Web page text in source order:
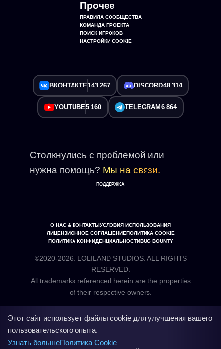
Прочее
ПРАВИЛА СООБЩЕСТВА
КОМАНДА ПРОЕКТА
ПОИСК ИГРОКОВ
НАСТРОЙКИ COOKIE
ВКОНТАКТЕ143 267 DISCORD48 314
YOUTUBE5 160 TELEGRAM 6 864
Столкнулись с проблемой или
нужна помощь? Мы на связи.
ПОДДЕРЖКА
О НАС & КОНТАКТЫУСЛОВИЯ ИСПОЛЬЗОВАНИЯ
ЛИЦЕНЗИОННОЕ СОГЛАШЕНИЕПОЛИТИКА COOKIE
ПОЛИТИКА КОНФИДЕНЦИАЛЬНОСТИBUG BOUNTY
©2020-2026. LOLILAND STUDIOS. ALL RIGHTS
RESERVED.
All trademarks referenced herein are the properties
Этот сайт использует файлы cookie для улучшения вашего
пользовательского опыта.
Узнать большеПолитика Cookie